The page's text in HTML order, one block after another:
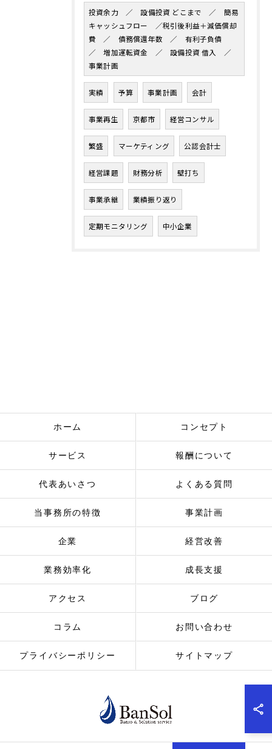
投資余力 ／ 設備投資 どこまで ／ 簡易
キャッシュフロー ／税引後利益＋減価償却
費 ／ 債務償還年数 ／ 有利子負債
／ 増加運転資金 ／ 設備投資 借入 ／
事業計画
実績 予算 事業計画 会計
事業再生 京都市 経営コンサル
繁盛 マーケティング 公認会計士
経営課題 財務分析 壁打ち
事業承継 業績振り返り
定期モニタリング 中小企業
ホーム コンセプト
サービス 報酬について
代表あいさつ よくある質問
当事務所の特徴 事業計画
企業 経営改善
業務効率化 成長支援
アクセス ブログ
コラム お問い合わせ
プライバシーポリシー サイトマップ